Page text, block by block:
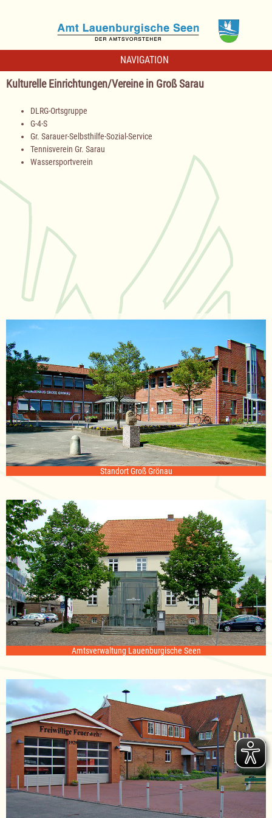
NAVIGATION
Kulturelle Einrichtungen/Vereine in Groß Sarau
DLRG-Ortsgruppe
G-4-S
Gr. Sarauer-Selbsthilfe-Sozial-Service
Tennisverein Gr. Sarau
Wassersportverein
Standort Groß Grönau
Amtsverwaltung Lauenburgische Seen